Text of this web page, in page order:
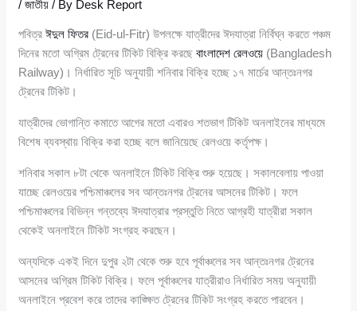
/জাতীয় / By Desk Report
পবিত্রঈদুল ফিতর (Eid-ul-Fitr) উপলক্ষে যাত্রীদের ঈদযাত্রা নির্বিঘ্ন করতে পঞ্চম
দিনের মতো অগ্রিম ট্রেনের টিকিট বিক্রি করছেবাংলাদেশ রেলওয়ে (Bangladesh
Railway)। নির্ধারিত সূচি অনুযায়ী শনিবার বিক্রি হচ্ছে ১৭ মার্চের আন্তঃনগর
ট্রেনের টিকিট।
যাত্রীদের ভোগান্তি কমাতে আগের মতো এবারও শতভাগ টিকিট অনলাইনের মাধ্যমে
বিশেষ ব্যবস্থায় বিক্রি করা হচ্ছে বলে জানিয়েছে রেলওয়ে কর্তৃপক্ষ।
শনিবার সকাল ৮টা থেকে অনলাইনে টিকিট বিক্রি শুরু হয়েছে। সকালবেলায় পাওয়া
যাচ্ছে রেলওয়ের পশ্চিমাঞ্চলের সব আন্তঃনগর ট্রেনের আসনের টিকিট। ফলে
পশ্চিমাঞ্চলের বিভিন্ন গন্তব্যে ঈদযাত্রার প্রস্তুতি নিতে আগ্রহী যাত্রীরা সকাল
থেকেই অনলাইনে টিকিট সংগ্রহ করছেন।
অন্যদিকে একই দিনে দুপুর ২টা থেকে শুরু হবে পূর্বাঞ্চলের সব আন্তঃনগর ট্রেনের
আসনের অগ্রিম টিকিট বিক্রি। ফলে পূর্বাঞ্চলের যাত্রীরাও নির্ধারিত সময় অনুযায়ী
অনলাইনে প্রবেশ করে তাদের কাঙ্ক্ষিত ট্রেনের টিকিট সংগ্রহ করতে পারবেন।